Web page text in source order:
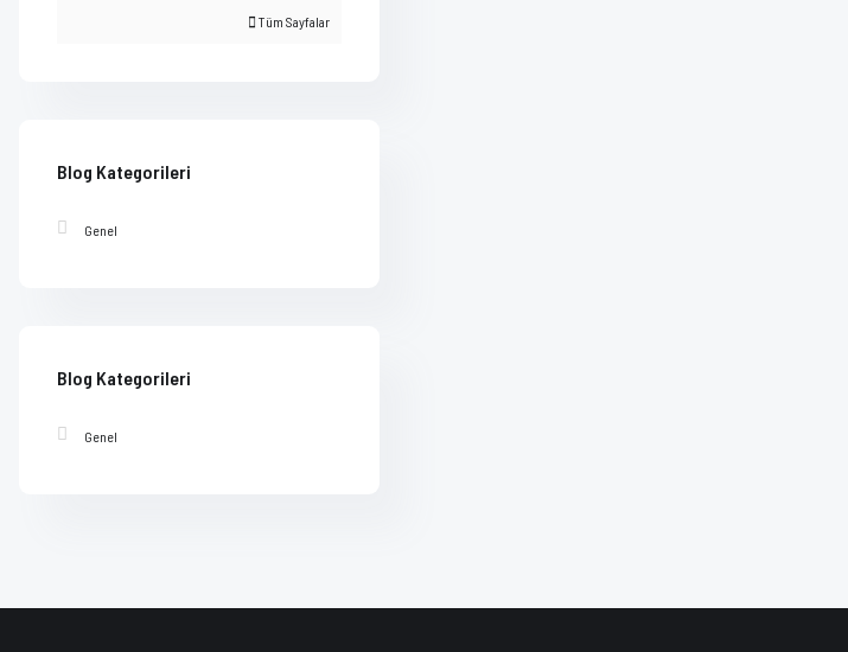
Tüm Sayfalar
Blog Kategorileri
Genel
Blog Kategorileri
Genel